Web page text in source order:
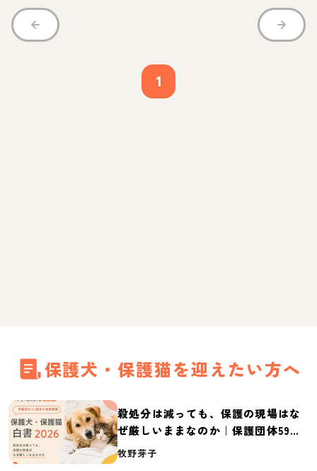
1
保護犬・保護猫を迎えたい方へ
殺処分は減っても、保護の現場はな
ぜ厳しいままなのか｜保護団体59団
体の実態調査【保護犬・保護猫白書
牧野芽子